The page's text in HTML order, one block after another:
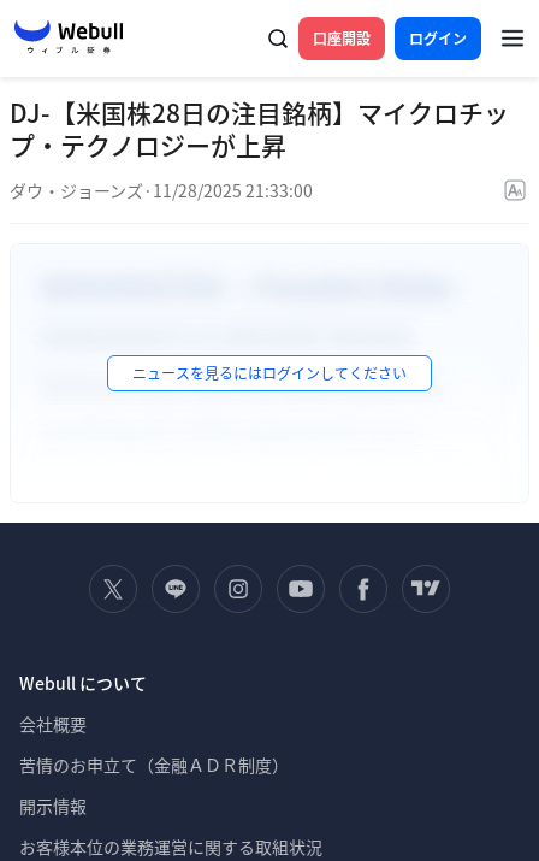
口座開設 ログイン
DJ-【米国株28日の注目銘柄】マイクロチッ
プ・テクノロジーが上昇
ダウ・ジョーンズ · 11/28/2025 21:33:00
ニュースを見るにはログインしてください
Webull について
会社概要
苦情のお申立て（金融ＡＤＲ制度）
開示情報
お客様本位の業務運営に関する取組状況